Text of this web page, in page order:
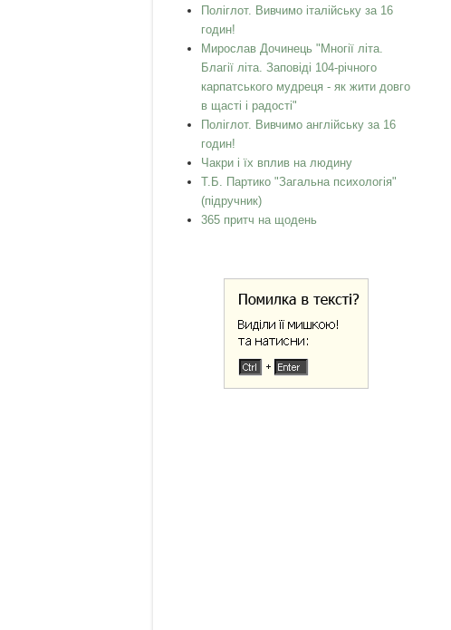
Поліглот. Вивчимо італійську за 16
годин!
Мирослав Дочинець "Многії літа.
Благії літа. Заповіді 104-річного
карпатського мудреця - як жити довго
в щасті і радості"
Поліглот. Вивчимо англійську за 16
годин!
Чакри і їх вплив на людину
Т.Б. Партико "Загальна психологія"
(підручник)
365 притч на щодень